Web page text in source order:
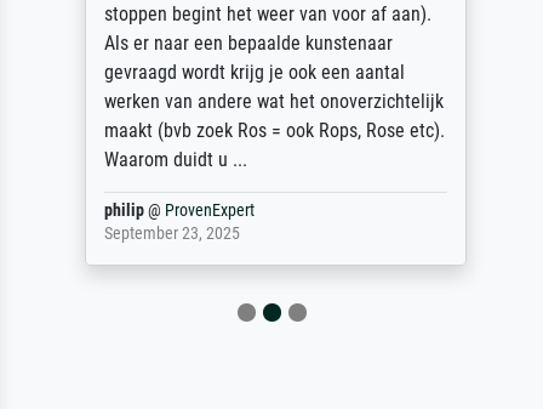
stoppen begint het weer van voor af aan).
Als er naar een bepaalde kunstenaar
gevraagd wordt krijg je ook een aantal
werken van andere wat het onoverzichtelijk
maakt (bvb zoek Ros = ook Rops, Rose etc).
Waarom duidt u ...
philip@ ProvenExpert
September 23, 2025